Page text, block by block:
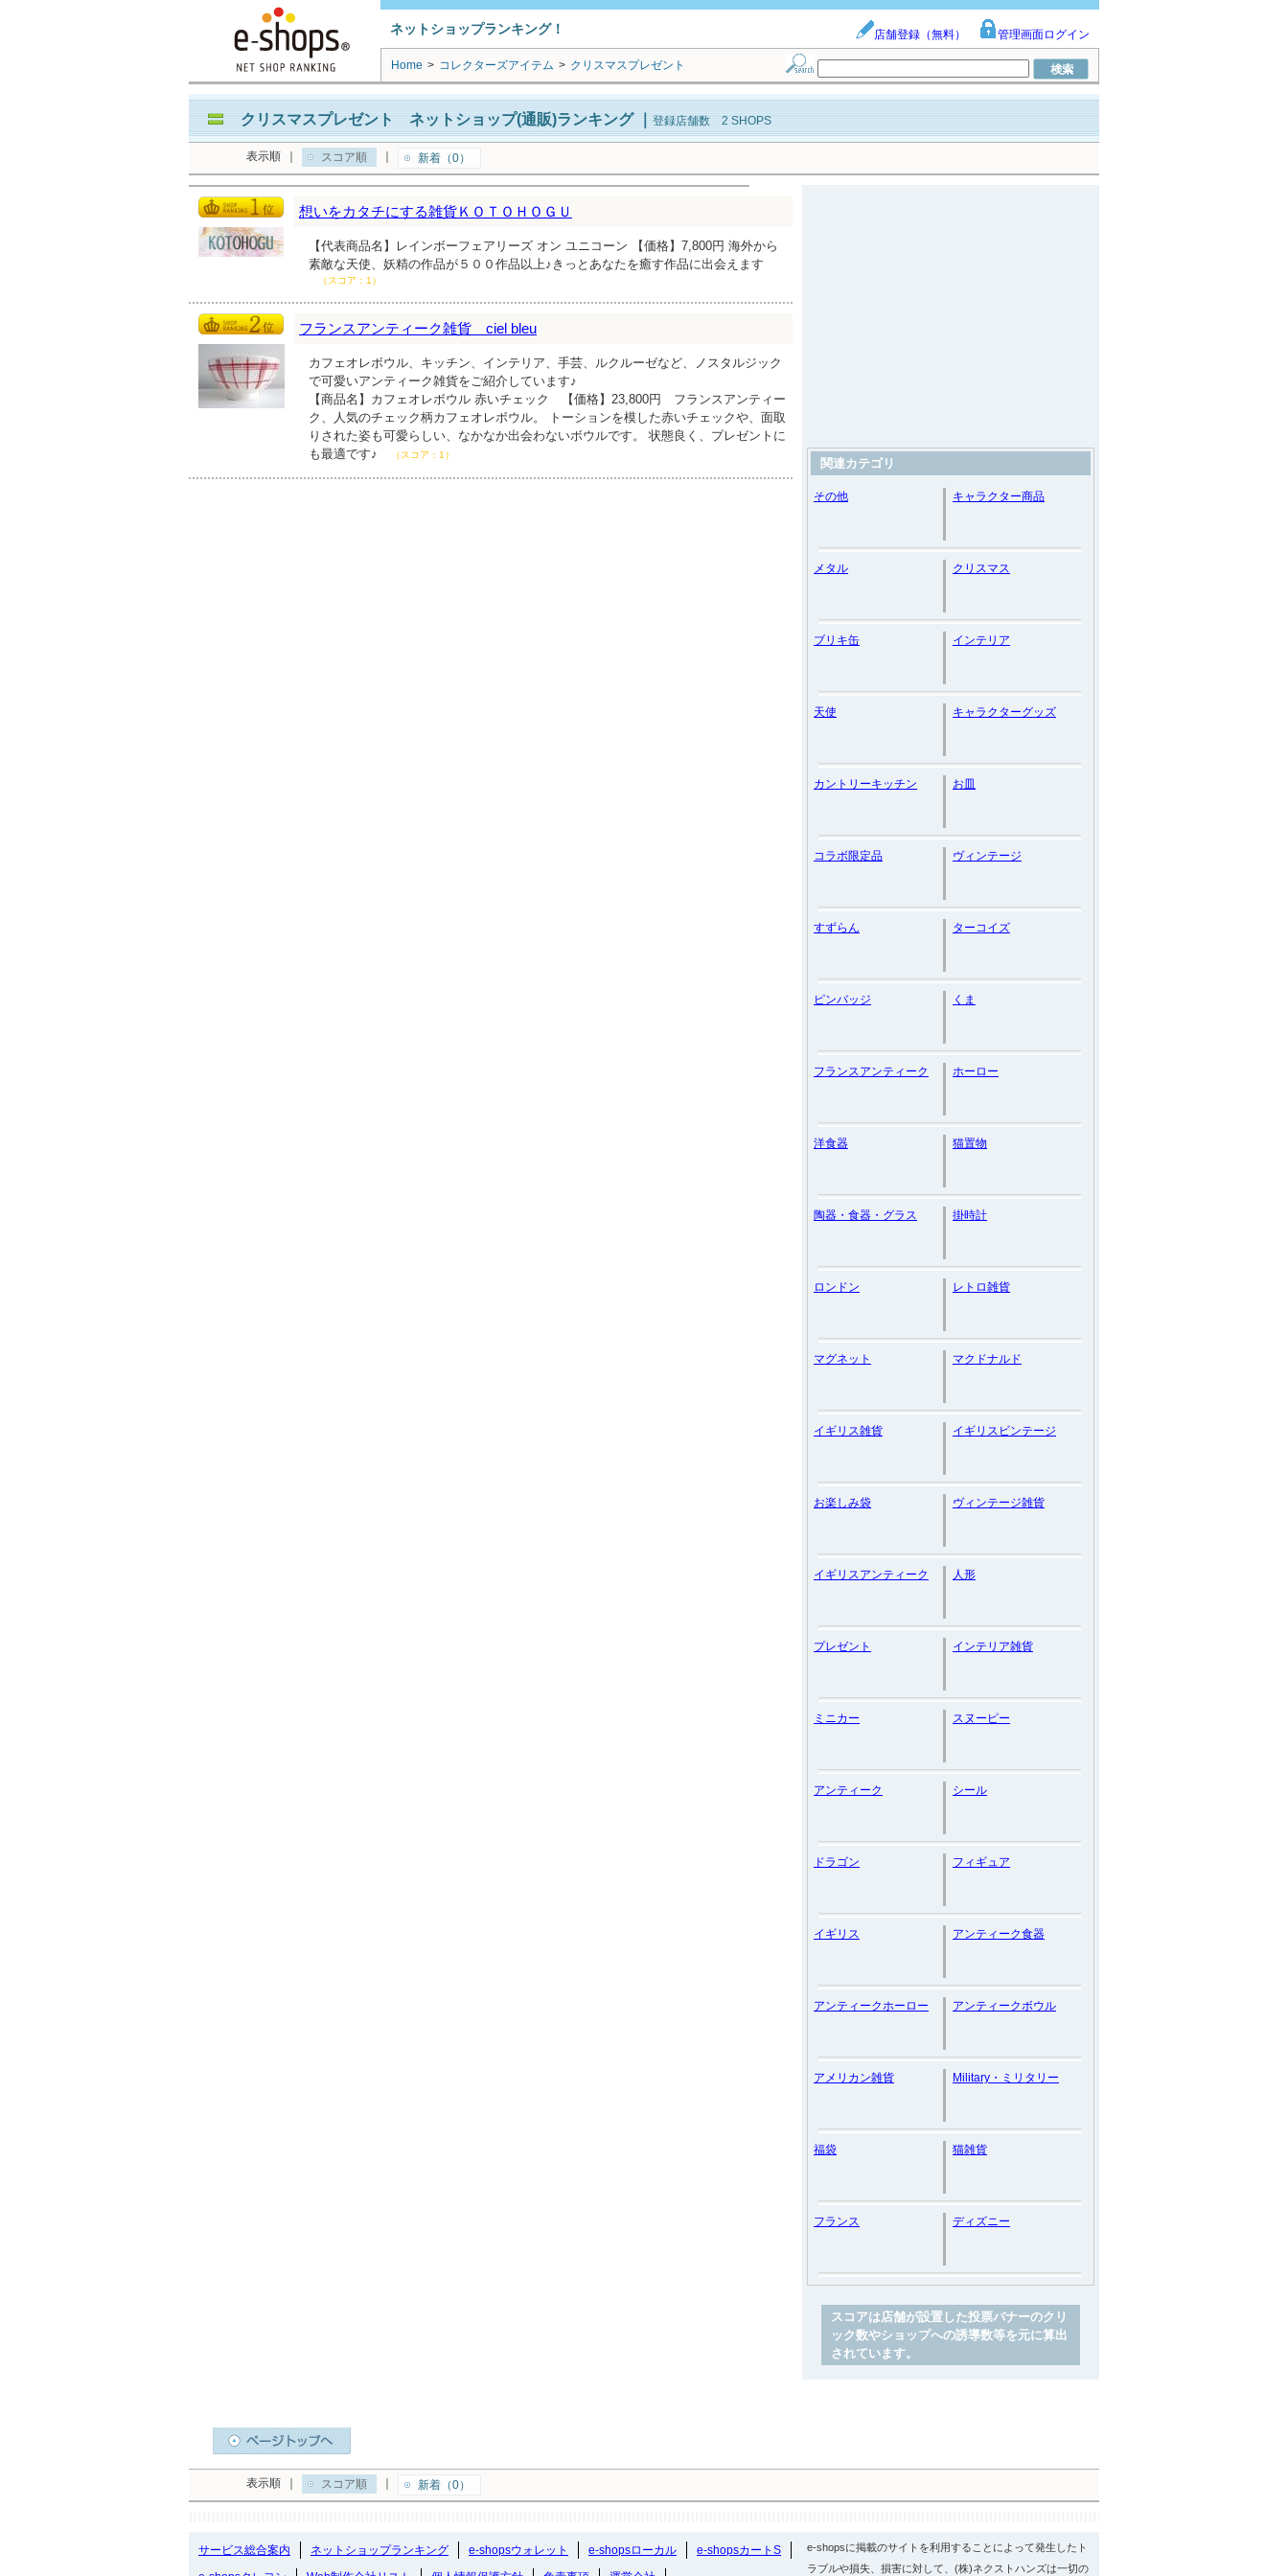
ネットショップランキング！ 店舗登録（無料） 管理画面ログイン
Home > コレクターズアイテム > クリスマスプレゼント
クリスマスプレゼント ネットショップ(通販)ランキング｜ 登録店舗数 2 SHOPS
表示順 スコア順 新着（0）
想いをカタチにする雑貨ＫＯＴＯＨＯＧＵ
【代表商品名】レインボーフェアリーズ オン ユニコーン 【価格】7,800円 海外から
素敵な天使、妖精の作品が５００作品以上♪きっとあなたを癒す作品に出会えます
（スコア：1）
フランスアンティーク雑貨 ciel bleu
カフェオレボウル、キッチン、インテリア、手芸、ルクルーゼなど、ノスタルジック
で可愛いアンティーク雑貨をご紹介しています♪
【商品名】カフェオレボウル 赤いチェック 【価格】23,800円 フランスアンティー
ク、人気のチェック柄カフェオレボウル。 トーションを模した赤いチェックや、面取
りされた姿も可愛らしい、なかなか出会わないボウルです。 状態良く、プレゼントに
も最適です♪
（スコア：1）
関連カテゴリ
その他 キャラクター商品
メタル クリスマス
ブリキ缶 インテリア
天使 キャラクターグッズ
カントリーキッチン お皿
コラボ限定品 ヴィンテージ
すずらん ターコイズ
ピンバッジ くま
フランスアンティーク ホーロー
洋食器 猫置物
陶器・食器・グラス 掛時計
ロンドン レトロ雑貨
マグネット マクドナルド
イギリス雑貨 イギリスビンテージ
お楽しみ袋 ヴィンテージ雑貨
イギリスアンティーク 人形
プレゼント インテリア雑貨
ミニカー スヌーピー
アンティーク シール
ドラゴン フィギュア
イギリス アンティーク食器
アンティークホーロー アンティークボウル
アメリカン雑貨 Military・ミリタリー
福袋 猫雑貨
フランス ディズニー
スコアは店舗が設置した投票バナーのクリ
ック数やショップへの誘導数等を元に算出
されています。
表示順 スコア順 新着（0）
サービス総合案内 ネットショップランキング e-shopsウォレット e-shopsローカル
e-shopsカートS
e-shopsに掲載のサイトを利用することによって発生したト
ラブルや損失、損害に対して、(株)ネクストハンズは一切の